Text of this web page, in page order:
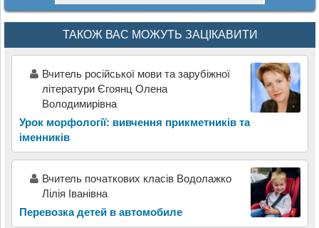
ТАКОЖ ВАС МОЖУТЬ ЗАЦІКАВИТИ
Вчитель російської мови та зарубіжної
літератури Єгоянц Олена
Володимирівна
Урок морфології: вивчення прикметників та
іменників
Вчитель початкових класів Водолажко
Лілія Іванівна
Перевозка детей в автомобиле